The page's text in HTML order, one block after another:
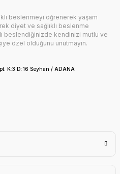
beslenmeyi öğrenerek yaşam
diyet ve sağlıklı beslenme
beslendiğinizde kendinizi mutlu ve
özel olduğunu unutmayın.
K:3 D:16 Seyhan / ADANA